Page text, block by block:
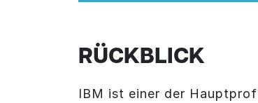
RÜCKBLICK
IBM ist einer der